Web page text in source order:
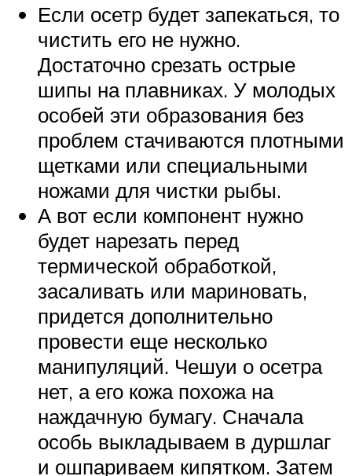
Если осетр будет запекаться, то
чистить его не нужно.
Достаточно срезать острые
шипы на плавниках. У молодых
особей эти образования без
проблем стачиваются плотными
щетками или специальными
ножами для чистки рыбы.
А вот если компонент нужно
будет нарезать перед
термической обработкой,
засаливать или мариновать,
придется дополнительно
провести еще несколько
манипуляций. Чешуи о осетра
нет, а его кожа похожа на
наждачную бумагу. Сначала
особь выкладываем в дуршлаг
и ошпариваем кипятком. Затем